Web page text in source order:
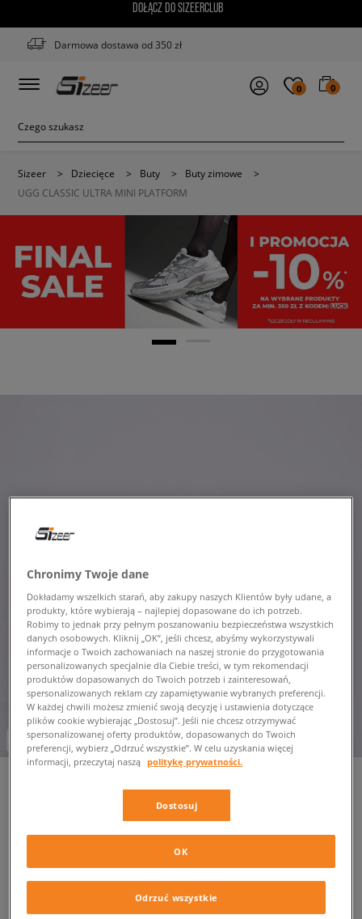
DOŁĄCZ DO SIZEERCLUB
Darmowa dostawa od 350 zł
0 0
Sizeer > Dziecięce > Buty > Buty zimowe
>
UGG CLASSIC ULTRA MINI PLATFORM
-10% za min. 350 zł kod: LUCK
UGG CLASSIC ULTRA MINI
PLATFORM
Chronimy Twoje dane
Dokładamy wszelkich starań, aby zakupy naszych Klientów były udane, a
produkty, które wybierają – najlepiej dopasowane do ich potrzeb.
Robimy to jednak przy pełnym poszanowaniu bezpieczeństwa wszystkich
danych osobowych. Kliknij „OK”, jeśli chcesz, abyśmy wykorzystywali
informacje o Twoich zachowaniach na naszej stronie do przygotowania
personalizowanych specjalnie dla Ciebie treści, w tym rekomendacji
produktów dopasowanych do Twoich potrzeb i zainteresowań,
spersonalizowanych reklam czy zapamiętywanie wybranych preferencji.
W każdej chwili możesz zmienić swoją decyzję i ustawienia dotyczące
plików cookie wybierając „Dostosuj”. Jeśli nie chcesz otrzymywać
spersonalizowanej oferty produktów, dopasowanych do Twoich
preferencji, wybierz „Odrzuć wszystkie”. W celu uzyskania więcej
informacji, przeczytaj naszą politykę prywatności.
Dostosuj
Odrzuć wszystkie
OK